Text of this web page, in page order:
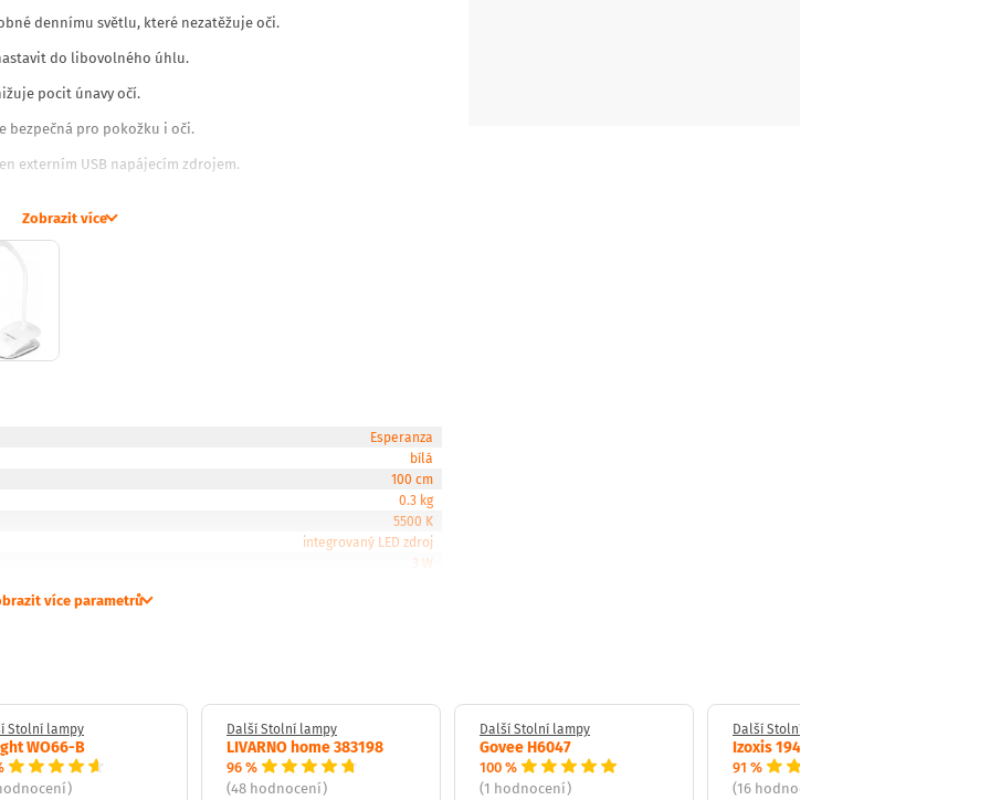
dennímu světlu, které nezatěžuje oči.
do libovolného úhlu.
pocit únavy očí.
bezpečná pro pokožku i oči.
externím USB napájecím zdrojem.
na: Postel Deska stolu Skříňka Lampa splní svůj účel v: Kanceláři
Zobrazit více
Esperanza
bílá
100 cm
0.3 kg
5500 K
integrovaný LED zdroj
3 W
více parametrů
Stolní lampy
WO66-B
Další Stolní lampy
LIVARNO home 383198
96 %
(48 hodnocení)
Další Stolní lampy
Govee H6047
100 %
(1 hodnocení)
Další Stolní lampy
Izoxis 19454
91 %
(16 hodnocení)